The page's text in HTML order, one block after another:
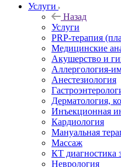
Услуги
Назад
Услуги
PRP-терапия
Медицинские
Акушерство и
Аллергология-
Анестезиология
Дерматология,
Инъекционная
Кардиология
Мануальная
Массаж
КТ диагностика
Неврология